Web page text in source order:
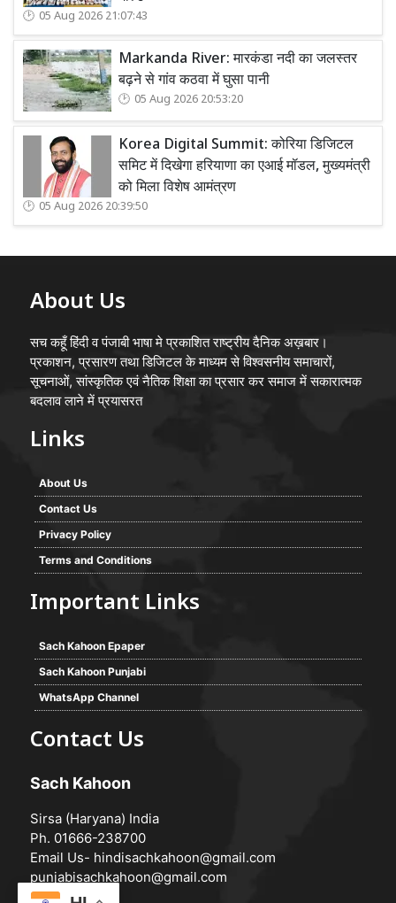
05 Aug 2026 21:07:43
Markanda River: मारकंडा नदी का जलस्तर
बढ़ने से गांव कठवा में घुसा पानी
05 Aug 2026 20:53:20
Korea Digital Summit: कोरिया डिजिटल
समिट में दिखेगा हरियाणा का एआई मॉडल, मुख्यमंत्री
को मिला विशेष आमंत्रण
05 Aug 2026 20:39:50
About Us
सच कहूँ हिंदी व पंजाबी भाषा मे प्रकाशित राष्ट्रीय दैनिक अख़बार।
प्रकाशन, प्रसारण तथा डिजिटल के माध्यम से विश्वसनीय समाचारों,
सूचनाओं, सांस्कृतिक एवं नैतिक शिक्षा का प्रसार कर समाज में सकारात्मक
बदलाव लाने में प्रयासरत
Links
About Us
Contact Us
Privacy Policy
Terms and Conditions
Important Links
Sach Kahoon Epaper
Sach Kahoon Punjabi
WhatsApp Channel
Contact Us
Sach Kahoon
Sirsa (Haryana) India
Ph. 01666-238700
Email Us- hindisachkahoon@gmail.com
punjabisachkahoon@gmail.com